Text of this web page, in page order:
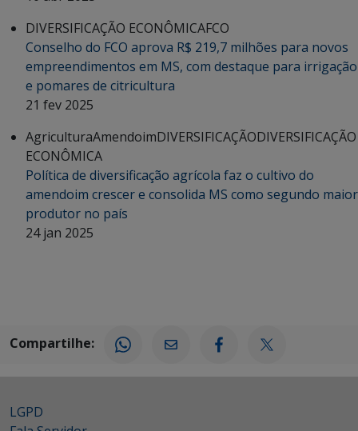
DIVERSIFICAÇÃO ECONÔMICAFCO
Conselho do FCO aprova R$ 219,7 milhões para novos
empreendimentos em MS, com destaque para irrigação
e pomares de citricultura
21 fev 2025
AgriculturaAmendoimDIVERSIFICAÇÃODIVERSIFICAÇÃO
ECONÔMICA
Política de diversificação agrícola faz o cultivo do
amendoim crescer e consolida MS como segundo maior
produtor no país
24 jan 2025
Compartilhe:
LGPD